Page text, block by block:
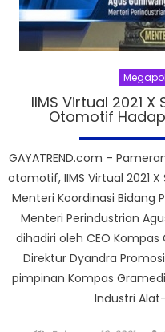
IIMS Virtual 2021
Otomotif
GAYATREND.com –
otomotif, IIMS Virtual 2021
Menteri Koordinasi Bidang
Menteri Perindustrian
dihadiri oleh CEO
Direktur Dyandra
pimpinan Kompas
Industri